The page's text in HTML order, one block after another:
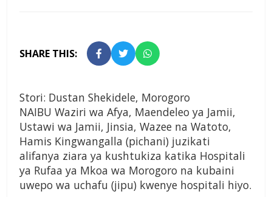
SHARE THIS:
Stori: Dustan Shekidele, Morogoro
NAIBU Waziri wa Afya, Maendeleo ya Jamii,
Ustawi wa Jamii, Jinsia, Wazee na Watoto,
Hamis Kingwangalla (pichani) juzikati
alifanya ziara ya kushtukiza katika Hospitali
ya Rufaa ya Mkoa wa Morogoro na kubaini
uwepo wa uchafu (jipu) kwenye hospitali hiyo.